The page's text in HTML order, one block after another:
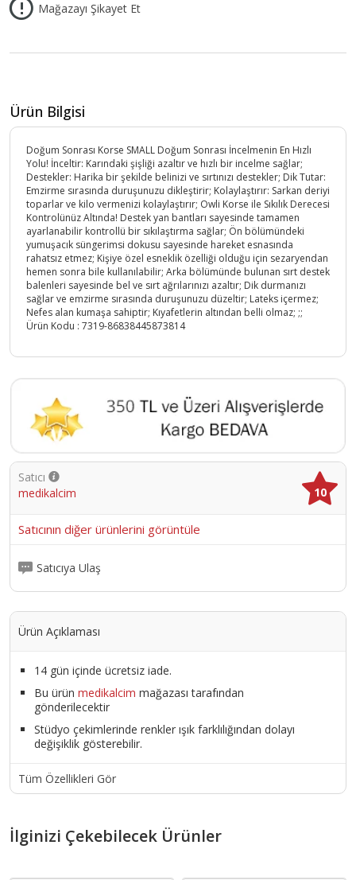
Mağazayı Şikayet Et
Ürün Bilgisi
Doğum Sonrası Korse SMALL Doğum Sonrası İncelmenin En Hızlı
Yolu! İnceltir: Karındaki şişliği azaltır ve hızlı bir incelme sağlar;
Destekler: Harika bir şekilde belinizi ve sırtınızı destekler; Dik Tutar:
Emzirme sırasında duruşunuzu dikleştirir; Kolaylaştırır: Sarkan deriyi
toparlar ve kilo vermenizi kolaylaştırır; Owli Korse ile Sıkılık Derecesi
Kontrolünüz Altında! Destek yan bantları sayesinde tamamen
ayarlanabilir kontrollü bir sıkılaştırma sağlar; Ön bölümündeki
yumuşacık süngerimsi dokusu sayesinde hareket esnasında
rahatsız etmez; Kişiye özel esneklik özelliği olduğu için sezaryendan
hemen sonra bile kullanılabilir; Arka bölümünde bulunan sırt destek
balenleri sayesinde bel ve sırt ağrılarınızı azaltır; Dik durmanızı
sağlar ve emzirme sırasında duruşunuzu düzeltir; Lateks içermez;
Nefes alan kumaşa sahiptir; Kıyafetlerin altından belli olmaz; ;;
Ürün Kodu : 7319-86838445873814
Satıcı
medikalcim
10
Satıcının diğer ürünlerini görüntüle
Satıcıya Ulaş
Ürün Açıklaması
14 gün içinde ücretsiz iade.
Bu ürün medikalcim mağazası tarafından
gönderilecektir
Stüdyo çekimlerinde renkler ışık farklılığından dolayı
değişiklik gösterebilir.
Tüm Özellikleri Gör
İlginizi Çekebilecek Ürünler